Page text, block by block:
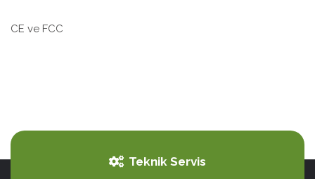
CE ve FCC
Teknik Servis